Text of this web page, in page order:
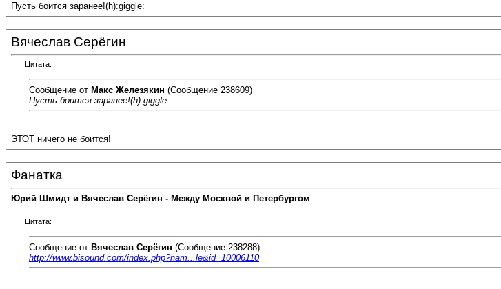
Пусть боится заранее!(h):giggle:
Вячеслав Серёгин
Цитата:
Сообщение от Макс Железякин (Сообщение 238609)
Пусть боится заранее!(h):giggle:
ЭТОТ ничего не боится!
Фанатка
Юрий Шмидт и Вячеслав Серёгин - Между Москвой и Петербургом
Цитата:
Сообщение от Вячеслав Серёгин (Сообщение 238288)
http://www.bisound.com/index.php?nam...le&id=10006110